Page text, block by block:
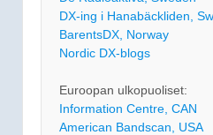
DX-ing i Hanabäckliden,
BarentsDX, Norway
Nordic DX-blogs
Euroopan ulkopuoliset:
Information Centre, CAN
American Bandscan, USA